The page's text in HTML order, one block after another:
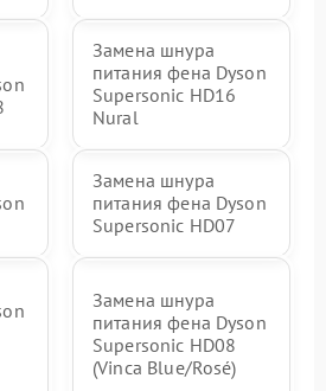
Замена шнура
питания фена Dyson
Supersonic HD16
Nural
Замена шнура
питания фена Dyson
Supersonic HD07
Замена шнура
питания фена Dyson
Supersonic HD08
(Vinca Blue/Rosé)